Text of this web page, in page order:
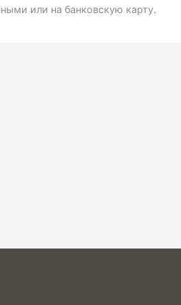
или на банковскую карту.